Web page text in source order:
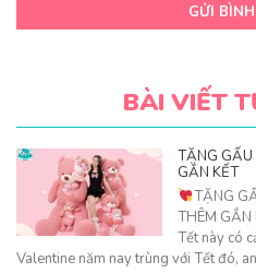
GỬI
BÀI VIẾT
TẶNG GẤU
GẮN KẾT
TẶNG
THÊM GẮN
Tết này có
Valentine năm nay trùng với Tết đó,